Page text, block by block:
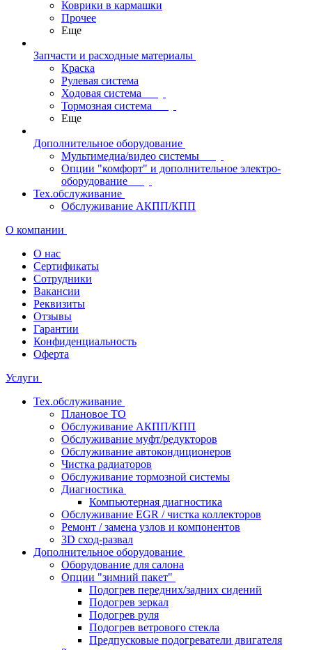
Коврики в кармашки
Прочее
Еще
Запчасти и расходные материалы
Краска
Рулевая система
Ходовая система
Тормозная система
Еще
Дополнительное оборудование
Мультимедиа/видео системы
Опции "комфорт" и дополнительное электро-
оборудование
Тех.обслуживание
Обслуживание АКПП/КПП
О компании
О нас
Сертификаты
Сотрудники
Вакансии
Реквизиты
Отзывы
Гарантии
Конфиденциальность
Оферта
Услуги
Тех.обслуживание
Плановое ТО
Обслуживание АКПП/КПП
Обслуживание муфт/редукторов
Обслуживание автокондиционеров
Чистка радиаторов
Обслуживание тормозной системы
Диагностика
Компьютерная диагностика
Обслуживание EGR / чистка коллекторов
Ремонт / замена узлов и компонентов
3D сход-развал
Дополнительное оборудование
Оборудование для салона
Опции "зимний пакет"
Подогрев передних/задних сидений
Подогрев зеркал
Подогрев руля
Подогрев ветрового стекла
Предпусковые подогреватели двигателя